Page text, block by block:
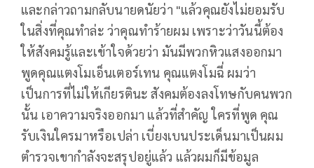
และกล่าวถามกลับนายดนัยว่า "แล้วคุณยังไม่ยอมรับ
ในสิ่งที่คุณทำล่ะ ว่าคุณทำร้ายผม เพราะว่าวันนี้ต้อง
ให้สังคมรู้และเข้าใจด้วยว่า มันมีพวกหิวแสงออกมา
พูดคุณแตงโมเอ็นเตอร์เทน คุณแตงโมฉี่ ผมว่า
เป็นการที่ไม่ให้เกียรตินะ สังคมต้องลงโทษกับคนพวก
นั้น เอาความจริงออกมา แล้วที่สำคัญ ใครที่พูด คุณ
รับเงินใครมาหรือเปล่า เบี่ยงเบนประเด็นมาเป็นผม
ตำรวจเขากำลังจะสรุปอยู่แล้ว แล้วผมก็มีข้อมูล